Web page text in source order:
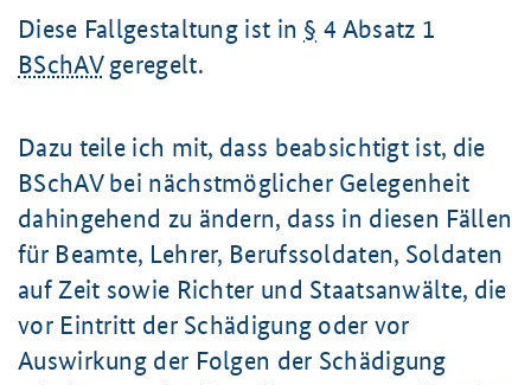
Diese Fallgestaltung ist in § 4 Absatz 1
BSchAVgeregelt.
Dazu teile ich mit, dass beabsichtigt ist, die
BSchAV bei nächstmöglicher Gelegenheit
dahingehend zu ändern, dass in diesen Fällen
für Beamte, Lehrer, Berufssoldaten, Soldaten
auf Zeit sowie Richter und Staatsanwälte, die
vor Eintritt der Schädigung oder vor
Auswirkung der Folgen der Schädigung